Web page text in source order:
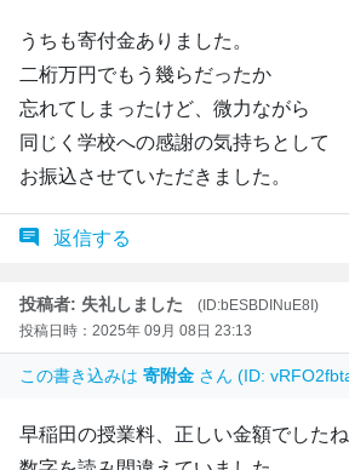
うちも寄付金ありました。
二桁万円でもう幾らだったか
忘れてしまったけど、微力ながら
同じく学校への感謝の気持ちとして
お振込させていただきました。
返信する
投稿者: 失礼しました
(ID:bESBDINuE8I)
投稿日時：2025年 09月 08日 23:13
この書き込みは 寄附金 さん (ID:
早稲田の授業料、正しい金額でしたね